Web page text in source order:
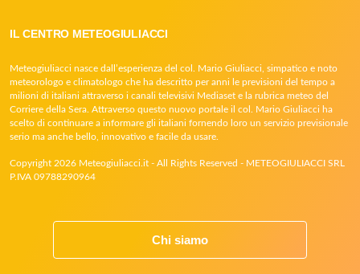
IL CENTRO METEOGIULIACCI
Meteogiuliacci nasce dall’esperienza del col. Mario Giuliacci, simpatico e noto
meteorologo e climatologo che ha descritto per anni le previsioni del tempo a
milioni di italiani attraverso i canali televisivi Mediaset e la rubrica meteo del
Corriere della Sera. Attraverso questo nuovo portale il col. Mario Giuliacci ha
scelto di continuare a informare gli italiani fornendo loro un servizio previsionale
serio ma anche bello, innovativo e facile da usare.
Copyright 2026 Meteogiuliacci.it - All Rights Reserved - METEOGIULIACCI SRL
P.IVA 09788290964
Chi siamo